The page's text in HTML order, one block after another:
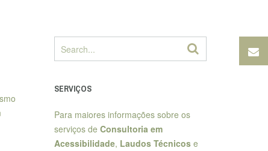
SERVIÇOS
Para maiores informações sobre os
serviços de Consultoria em
Acessibilidade, Laudos Técnicose